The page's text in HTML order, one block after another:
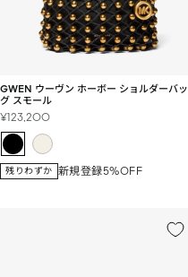
GWEN ウーヴン ホーボー ショルダーバッ
グ スモール
セ
ー
ル
価
格
¥123,200
残りわずか 新規登録5%OFF